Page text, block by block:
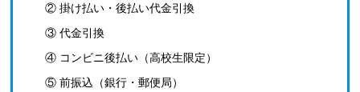
② 掛け払い・後払い代金引換
③ 代金引換
④ コンビニ後払い（高校生限定）
⑤ 前振込（銀行・郵便局）